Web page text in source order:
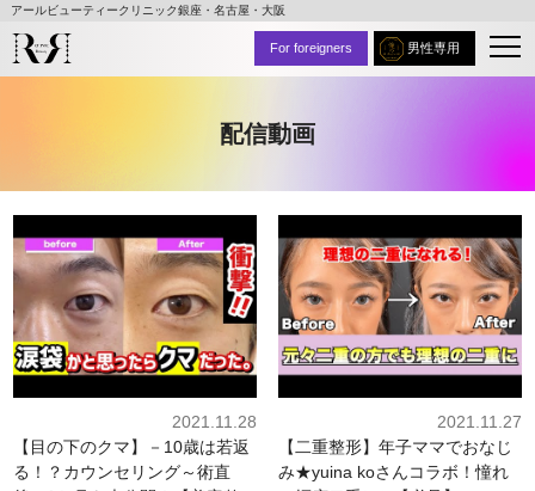
アールビューティークリニック銀座・名古屋・大阪
男性専用
For foreigners
配信動画
2021.11.28
【目の下のクマ】－10歳は若返
る！？カウンセリング～術直
2021.11.27
【二重整形】年子ママでおなじ
み★yuina koさんコラボ！憧れ